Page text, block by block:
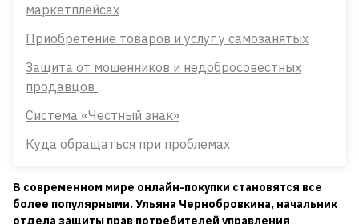
маркетплейсах
Приобретение товаров и услуг у самозанятых
Защита от мошенников и недобросовестных
продавцов
Система «Честный знак»
Куда обращаться при проблемах
В современном мире онлайн-покупки становятся все
более популярными. Ульяна Чернобровкина, начальник
отдела защиты прав потребителей управления